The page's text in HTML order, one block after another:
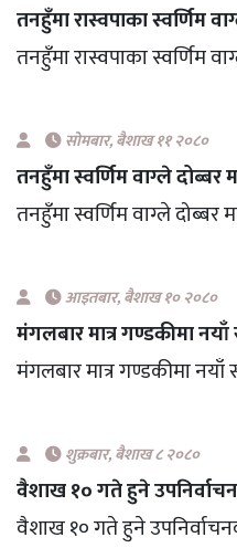
तनहुँमा रास्वपाका स्वर्णिम
तनहुँमा रास्वपाका स्वर्णिम
सोमबार, बैशाख ११ २०८०
तनहुँमा स्वर्णिम वाग्ले
तनहुँमा स्वर्णिम वाग्ले दोब्बर
आइतबार​, बैशाख १० २०८०
मंगलबार मात्र गण्डकीमा नयाँ
मंगलबार मात्र गण्डकीमा नयाँ
शुक्रबार​, बैशाख ८ २०८०
वैशाख १० गते हुने
वैशाख १० गते हुने